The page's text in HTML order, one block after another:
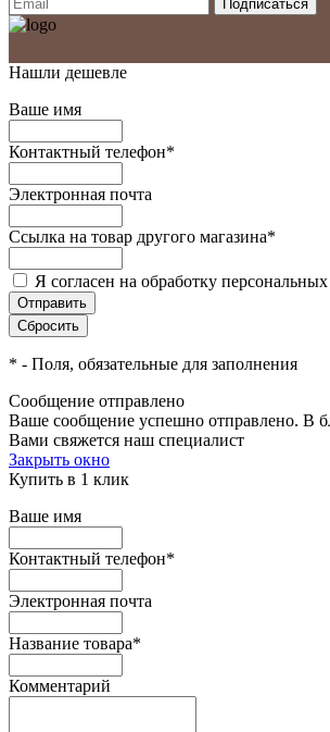
Нашли дешевле
Ваше имя
Контактный телефон*
Электронная почта
Ссылка на товар другого магазина*
Я согласен на обработку
* - Поля, обязательные для заполнения
Сообщение отправлено
Ваше сообщение успешно отправлено. В
Вами свяжется наш специалист
Закрыть окно
Купить в 1 клик
Ваше имя
Контактный телефон*
Электронная почта
Название товара*
Комментарий